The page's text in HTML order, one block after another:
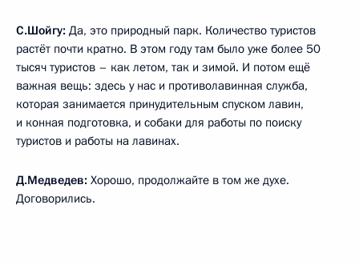
С.Шойгу: Да, это природный парк. Количество туристов
растёт почти кратно. В этом году там было уже более 50
тысяч туристов – как летом, так и зимой. И потом ещё
важная вещь: здесь у нас и противолавинная служба,
которая занимается принудительным спуском лавин,
и конная подготовка, и собаки для работы по поиску
туристов и работы на лавинах.
Д.Медведев: Хорошо, продолжайте в том же духе.
Договорились.